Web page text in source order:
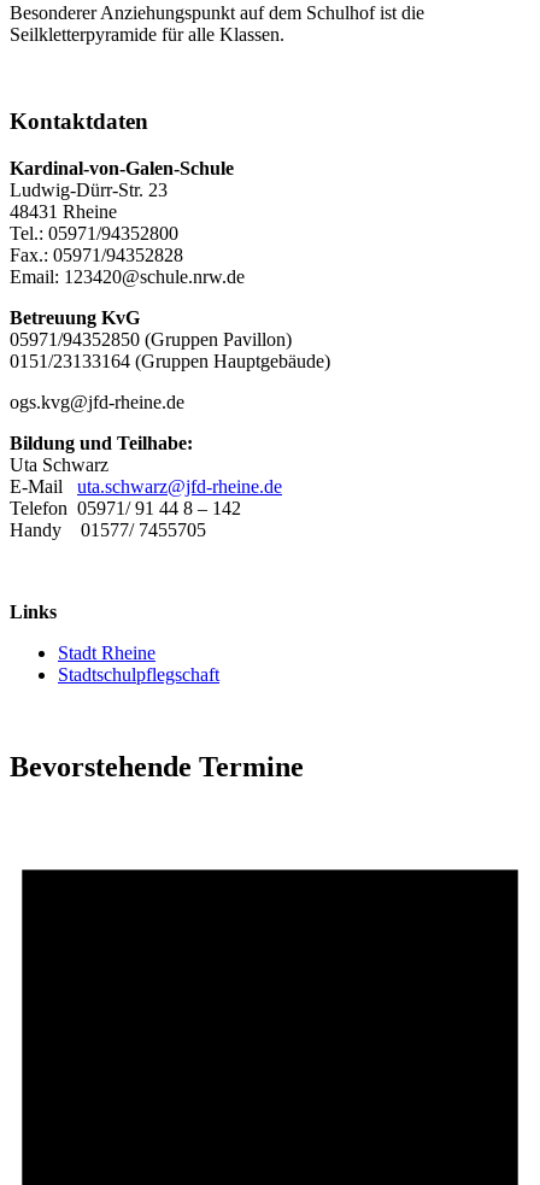
Besonderer Anziehungspunkt auf dem Schulhof ist die
Seilkletterpyramide für alle Klassen.
Kontaktdaten
Kardinal-von-Galen-Schule
Ludwig-Dürr-Str. 23
48431 Rheine
Tel.: 05971/94352800
Fax.: 05971/94352828
Email: 123420@schule.nrw.de
Betreuung KvG
05971/94352850 (Gruppen Pavillon)
0151/23133164 (Gruppen Hauptgebäude)
ogs.kvg@jfd-rheine.de
Bildung und Teilhabe:
Uta Schwarz
E-Mail uta.schwarz@jfd-rheine.de
Telefon 05971/ 91 44 8 – 142
Handy 01577/ 7455705
Links
Stadt Rheine
Stadtschulpflegschaft
Bevorstehende Termine